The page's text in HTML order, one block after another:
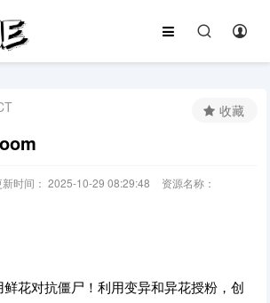
新时间： 2025-10-29 08:29:48
资源名称：
收藏
花对抗僵尸！利用变异和异花授粉，创